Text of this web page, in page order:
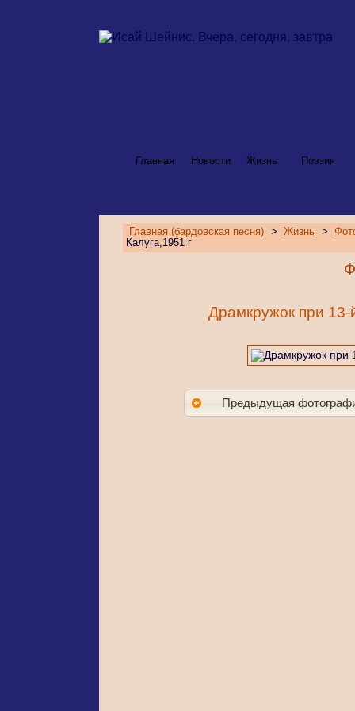
Главная Новости Жизнь Поэзия
Главная (бардовская песня) > Жизнь >
Калуга,1951 г
Драмкружок при 13-
Предыдущая